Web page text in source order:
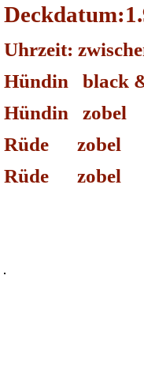
Uhrzeit:
Hündin black
Hündin
Rüde
Rüde